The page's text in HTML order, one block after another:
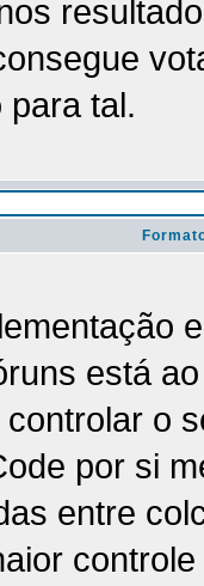
para tal.
está
controlar o
por si
entre